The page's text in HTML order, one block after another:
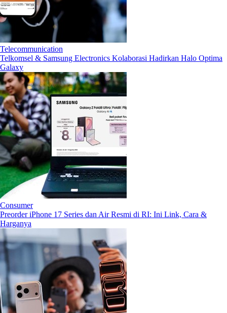
Telecommunication
Telkomsel & Samsung Electronics Kolaborasi Hadirkan Halo Optima
Galaxy
Consumer
Preorder iPhone 17 Series dan Air Resmi di RI: Ini Link, Cara &
Harganya